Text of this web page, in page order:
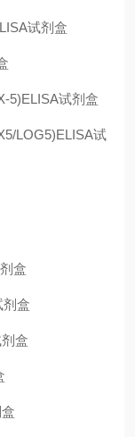
试剂盒
5)ELISA试剂盒
LOG5)ELISA试
盒
剂盒
盒